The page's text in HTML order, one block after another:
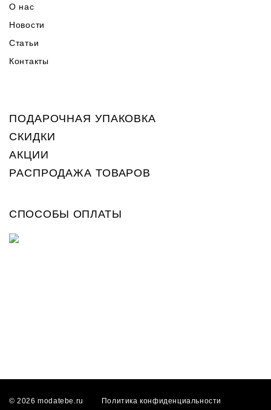
О нас
Новости
Статьи
Контакты
ПОДАРОЧНАЯ УПАКОВКА
СКИДКИ
АКЦИИ
РАСПРОДАЖА ТОВАРОВ
СПОСОБЫ ОПЛАТЫ
© 2026 modatebe.ru Политика конфиденциальности